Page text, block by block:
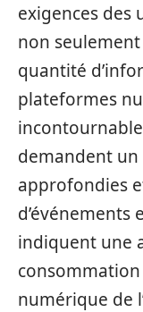
exigences des
non
quantité
plateformes
demandent un
approfondies
d’événements
indiquent une
numérique de